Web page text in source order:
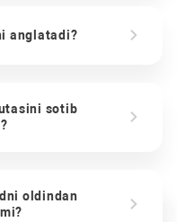
anglatadi?
sotib
oldindan